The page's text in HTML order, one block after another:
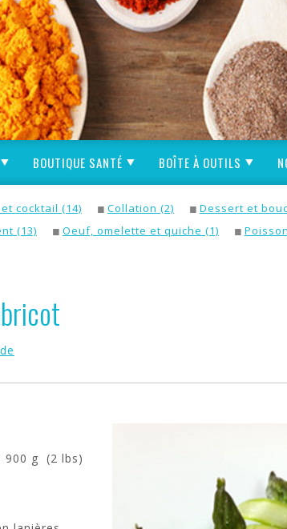
BOUTIQUE SANTÉ BOÎTE À OUTILS
cocktail (14) Collation (2)
Dessert et
(13) Oeuf, omelette et quiche (1)
900 g (2 lbs)